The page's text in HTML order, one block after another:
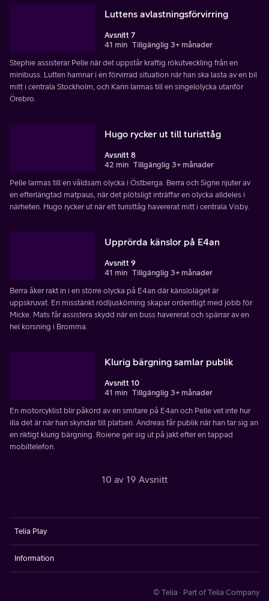
Luttens avlastningsförvirring
Avsnitt 7
41 min Tillgänglig 3+ månader
Stephie assisterar Pelle när det uppstår kraftig rökutveckling från en
minibuss. Lutten hamnar i en förvirrad situation när han ska lasta av en bil
mitt i centrala Stockholm, och Karin larmas till en singelolycka utanför
Örebro.
Hugo rycker ut till turisttåg
Avsnitt 8
42 min Tillgänglig 3+ månader
Pelle larmas till en våldsam olycka i Östberga. Berra och Signe njuter av
en efterlängtad matpaus, när det plötsligt inträffar en olycka alldeles i
närheten. Hugo rycker ut när ett turisttåg havererat mitt i centrala Visby.
Upprörda känslor på E4an
Avsnitt 9
41 min Tillgänglig 3+ månader
Berra åker rakt in i en större olycka på E4an där känsloläget är
uppskruvat. En misstänkt rödljuskörning skapar ordentligt med jobb för
Micke. Mats får assistera skydd när en buss havererat och spärrar av en
hel korsning i Bromma.
Klurig bärgning samlar publik
Avsnitt 10
41 min Tillgänglig 3+ månader
En motorcyklist blir påkörd av en smitare på E4an och Pelle vet inte hur
illa det är när han skyndar till platsen. Andreas får publik när han tar sig an
en riktigt klurig bärgning. Roiene ger sig ut på jakt efter en tappad
mobiltelefon.
10 av 19 Avsnitt
Telia Play
Information
© Telia · Part of Telia Company